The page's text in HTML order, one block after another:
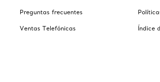
Preguntas frecuentes
Ventas Telefónicas Índice